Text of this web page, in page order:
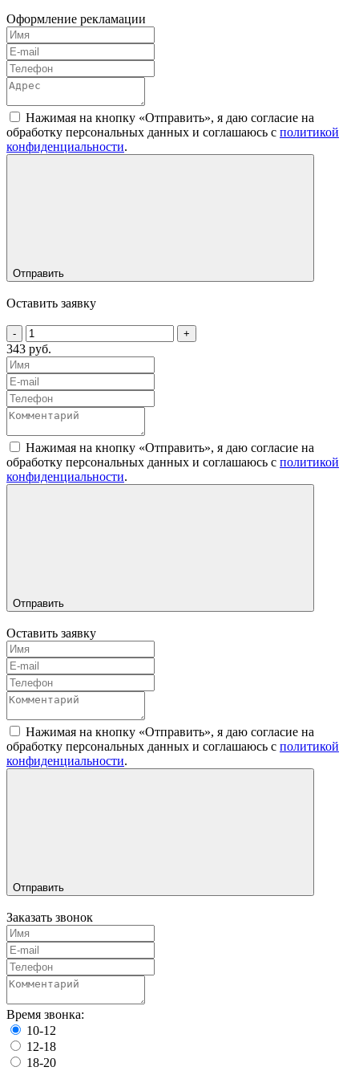
Оформление рекламации
Нажимая на кнопку «Отправить», я даю согласие на
обработку персональных данных и соглашаюсь c политикой
конфиденциальности.
Отправить
Оставить заявку
- +
343 руб.
Нажимая на кнопку «Отправить», я даю согласие на
обработку персональных данных и соглашаюсь c политикой
конфиденциальности.
Отправить
Оставить заявку
Нажимая на кнопку «Отправить», я даю согласие на
обработку персональных данных и соглашаюсь c политикой
конфиденциальности.
Отправить
Заказать звонок
Время звонка:
10-12
12-18
18-20